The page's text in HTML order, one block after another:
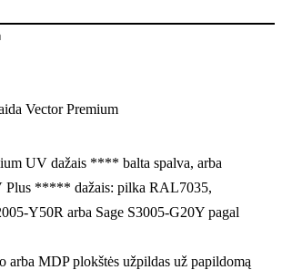
Vector Premium
UV dažais **** balta spalva, arba
Plus ***** dažais: pilka RAL7035,
Y50R arba Sage S3005-G20Y pagal
arba MDP plokštės užpildas už papildomą